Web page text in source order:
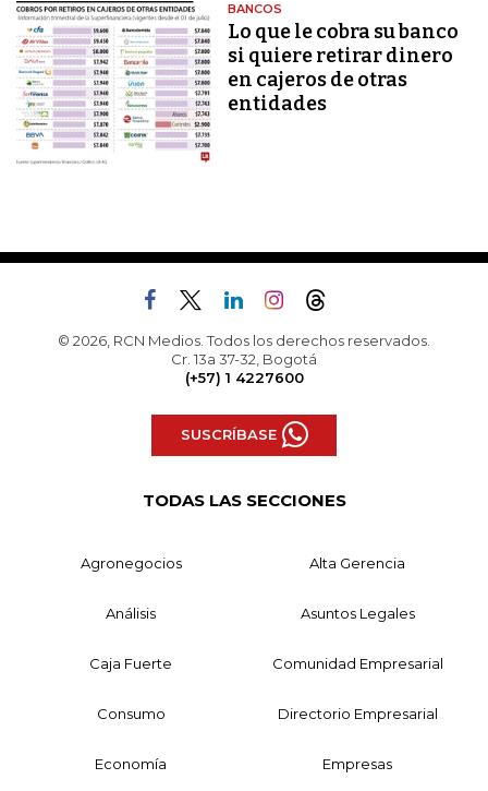
BANCOS
Lo que le cobra su banco
si quiere retirar dinero
en cajeros de otras
entidades
© 2026, RCN Medios. Todos los derechos reservados.
Cr. 13a 37-32, Bogotá
(+57) 1 4227600
SUSCRÍBASE
TODAS LAS SECCIONES
Agronegocios Alta Gerencia
Análisis Asuntos Legales
Caja Fuerte Comunidad Empresarial
Consumo Directorio Empresarial
Economía Empresas